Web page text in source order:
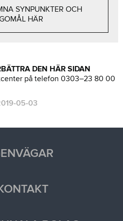
SYNPUNKTER OCH
HÄR
DEN HÄR SIDAN
på telefon 0303–23 80 00
2019-05-03